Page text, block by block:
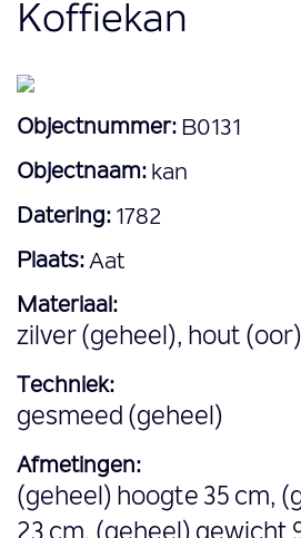
recherche
Koffiekan
Objectnummer: B0131
Objectnaam: kan
Datering: 1782
Plaats: Aat
Materiaal:
zilver (geheel), hout (oor)
Techniek:
gesmeed (geheel)
Afmetingen:
(geheel) hoogte 35 cm,